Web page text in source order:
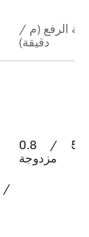
الرفع (م /
دقيقة)
/
/ 5 سرعة
مزدوجة